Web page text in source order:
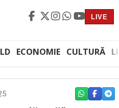
LIVE
ECONOMIE CULTURĂ
WHATSAPP